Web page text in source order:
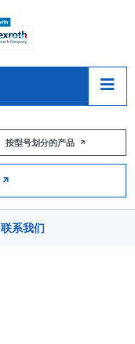
按型号划分的产品
联系我们